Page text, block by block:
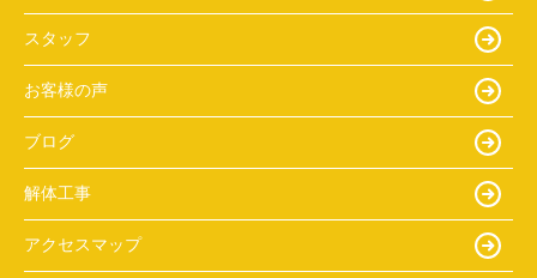
スタッフ
お客様の声
ブログ
解体工事
アクセスマップ